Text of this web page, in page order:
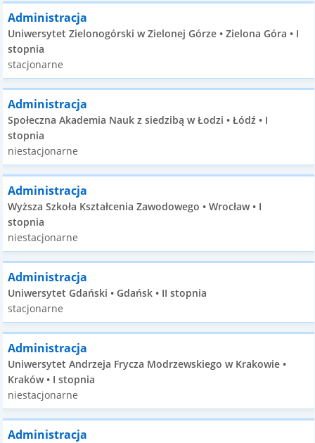
Administracja
Uniwersytet Zielonogórski w Zielonej Górze • Zielona Góra • I
stopnia
stacjonarne
Administracja
Społeczna Akademia Nauk z siedzibą w Łodzi • Łódź • I
stopnia
niestacjonarne
Administracja
Wyższa Szkoła Kształcenia Zawodowego • Wrocław • I
stopnia
niestacjonarne
Administracja
Uniwersytet Gdański • Gdańsk • II stopnia
stacjonarne
Administracja
Uniwersytet Andrzeja Frycza Modrzewskiego w Krakowie •
Kraków • I stopnia
niestacjonarne
Administracja